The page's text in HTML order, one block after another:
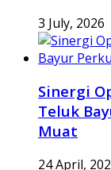
3 July, 2026
Sinergi
Teluk
Muat
24 April,